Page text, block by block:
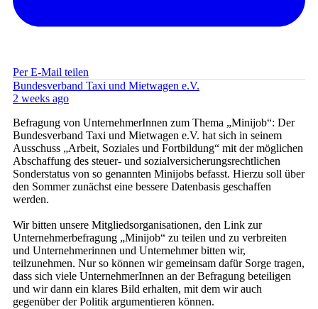
Per E-Mail teilen
Bundesverband Taxi und Mietwagen e.V.
2 weeks ago
Befragung von UnternehmerInnen zum Thema „Minijob“: Der
Bundesverband Taxi und Mietwagen e.V. hat sich in seinem
Ausschuss „Arbeit, Soziales und Fortbildung“ mit der möglichen
Abschaffung des steuer- und sozialversicherungsrechtlichen
Sonderstatus von so genannten Minijobs befasst. Hierzu soll über
den Sommer zunächst eine bessere Datenbasis geschaffen
werden.
Wir bitten unsere Mitgliedsorganisationen, den Link zur
Unternehmerbefragung „Minijob“ zu teilen und zu verbreiten
und Unternehmerinnen und Unternehmer bitten wir,
teilzunehmen. Nur so können wir gemeinsam dafür Sorge tragen,
dass sich viele UnternehmerInnen an der Befragung beteiligen
und wir dann ein klares Bild erhalten, mit dem wir auch
gegenüber der Politik argumentieren können.